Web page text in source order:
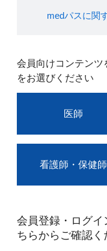
medパスに関
会員向けコンテンツ
をお選びください
医師
看護師・保健師
会員登録・ログイ
ちらからご確認く